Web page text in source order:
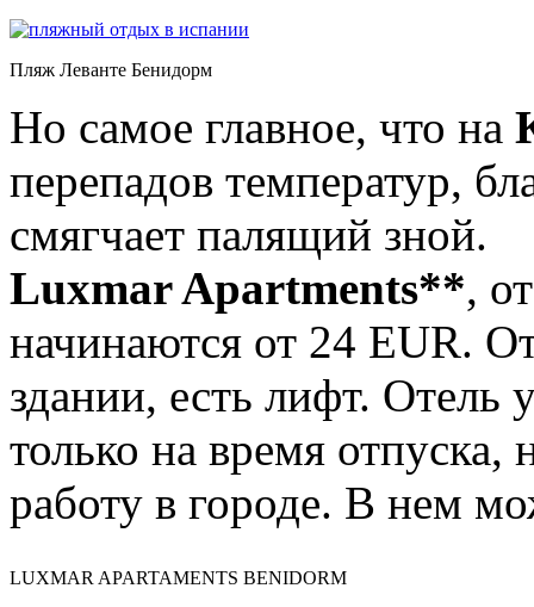
Пляж Леванте Бенидорм
Но самое главное, что на
перепадов температур,
смягчает палящий зной.
Luxmar Apartments**,
начинаются от 24 EUR.
здании, есть лифт. Отель
только на время
работу в городе. В нем
LUXMAR APARTAMENTS BENIDORM